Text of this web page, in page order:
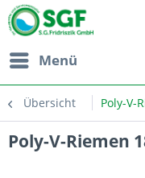
Menü
Übersicht Poly-V-
Poly-V-Riemen